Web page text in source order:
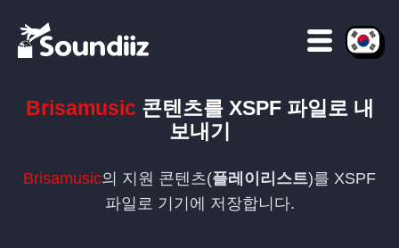
Brisamusic 콘텐츠를 XSPF파일로 내
보내기
Brisamusic의 지원 콘텐츠(플레이리스트)를 XSPF
파일로 기기에 저장합니다.